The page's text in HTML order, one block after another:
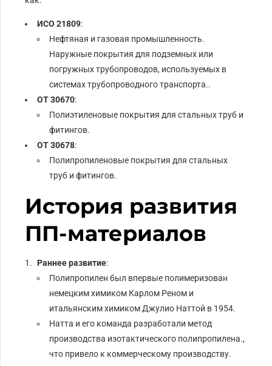
ИСО 21809:
Нефтяная и газовая промышленность.
Наружные покрытия для подземных или
погружных трубопроводов, используемых в
системах трубопроводного транспорта..
ОТ 30670:
Полиэтиленовые покрытия для стальных труб и
фитингов.
ОТ 30678:
Полипропиленовые покрытия для стальных
труб и фитингов.
История развития
ПП-материалов
Раннее развитие:
Полипропилен был впервые полимеризован
немецким химиком Карлом Реном и
итальянским химиком Джулио Наттой в 1954.
Натта и его команда разработали метод
производства изотактического полипропилена.,
что привело к коммерческому производству.